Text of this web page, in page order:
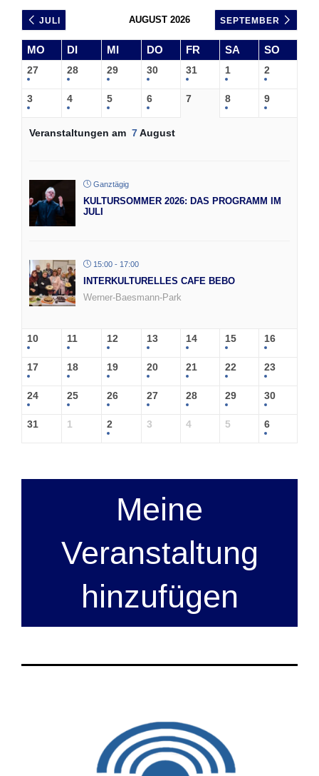
JULI AUGUST 2026 SEPTEMBER
MO DI MI DO FR SA SO
27 28 29 30 31 1 2
3 4 5 6 7 8 9
Veranstaltungen am 7August
Ganztägig
KULTURSOMMER 2026: DAS PROGRAMM IM
JULI
15:00 - 17:00
INTERKULTURELLES CAFE BEBO
Werner-Baesmann-Park
10 11 12 13 14 15 16
17 18 19 20 21 22 23
24 25 26 27 28 29 30
31 1 2 3 4 5 6
Meine
Veranstaltung
hinzufügen